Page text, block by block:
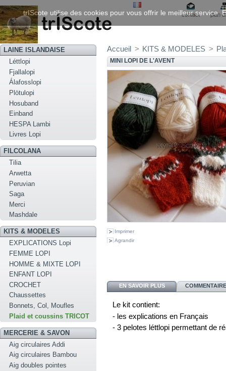
contact plan
LAINE ISLANDAISE
Léttlopi
Fjallalopi
Álafosslopi
Plötulopi
Hosuband
Einband
HESPA Lambi
Livres Lopi
FILCOLANA
Tilia
Arwetta
Peruvian
Saga
Merci
Mashdale
KITS & MODELES
EXPLICATIONS Lopi
FEMME LOPI
HOMME & MIXTE LOPI
ENFANT LOPI
CROCHET
Chaussettes
Bonnets, Col, Moufles
Plaid et coussins TRICOT
MERCERIE & SAVON
Aig circulaires Addi
Aig circulaires Bambou
Aig doubles pointes
Accueil > KITS & MODELES >
MINI LOPI DE L'AVENT
Imprimer
Agrandir
EN SAVOIR PLUS
Le kit contient:
- les explications en Français
- 3 pelotes léttlopi permettant de
trIScote utilise des cookies pour vous offrir le meilleur